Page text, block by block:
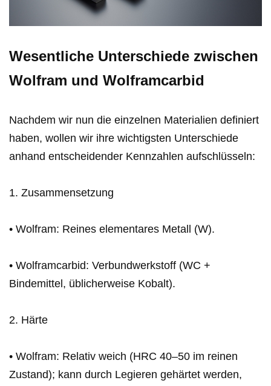
Wesentliche Unterschiede zwischen
Wolfram und Wolframcarbid
Nachdem wir nun die einzelnen Materialien definiert
haben, wollen wir ihre wichtigsten Unterschiede
anhand entscheidender Kennzahlen aufschlüsseln:
1. Zusammensetzung
• Wolfram: Reines elementares Metall (W).
• Wolframcarbid: Verbundwerkstoff (WC +
Bindemittel, üblicherweise Kobalt).
2. Härte
• Wolfram: Relativ weich (HRC 40–50 im reinen
Zustand); kann durch Legieren gehärtet werden,